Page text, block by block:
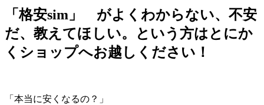
「格安sim」 がよくわからない、不安
だ、教えてほしい。という方はとにか
くショップへお越しください！
「本当に安くなるの？」